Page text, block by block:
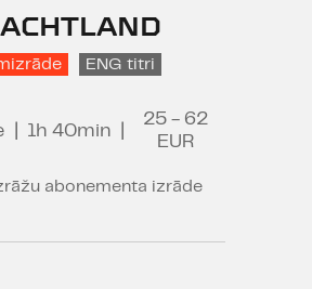
ENG titri
1h 40min
25 - 62
EUR
abonementa izrāde